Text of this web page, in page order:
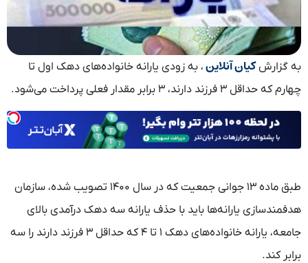
به گزارشکیان آنلاین ، به زودی یارانه خانواده‌های دهک اول تا
چهارم که حداقل ۳ فرزند دارند، ۳ برابر مقدار فعلی پرداخت می‌شود.
طبق ماده ۱۳ جوانی جمعیت که در سال ۱۴۰۰ تصویب شده، سازمان
هدفمندسازی یارانه‌ها باید با حذف یارانه سه دهک درآمدی بالای
جامعه، یارانه خانواده‌های دهک ۱ تا ۴ که حداقل ۳ فرزند دارند را سه
برابر کند.